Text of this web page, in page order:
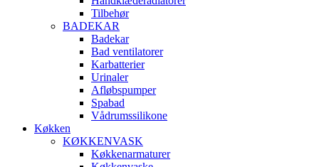
Tilbehør
BADEKAR
Badekar
Bad ventilatorer
Karbatterier
Urinaler
Afløbspumper
Spabad
Vådrumssilikone
Køkken
KØKKENVASK
Køkkenarmaturer